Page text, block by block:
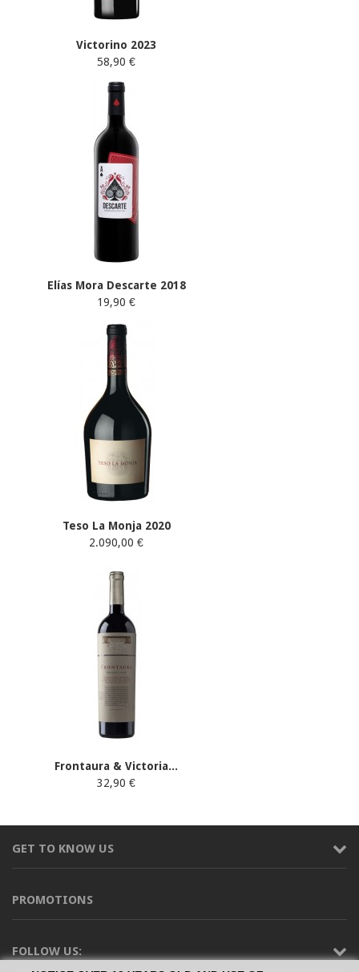
Victorino 2023
58,90 €
Elías Mora Descarte 2018
19,90 €
Teso La Monja 2020
2.090,00 €
Frontaura & Victoria...
32,90 €
GET TO KNOW US
PROMOTIONS
FOLLOW US: